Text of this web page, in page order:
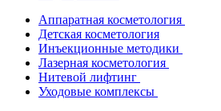
Аппаратная косметология
Детская косметология
Инъекционные методики
Лазерная косметология
Нитевой лифтинг
Уходовые комплексы